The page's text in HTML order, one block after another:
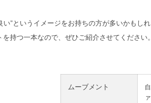
い”というイメージをお持ちの方が多いかもし
持つ一本なので、ぜひご紹介させてください。
ムーブメント